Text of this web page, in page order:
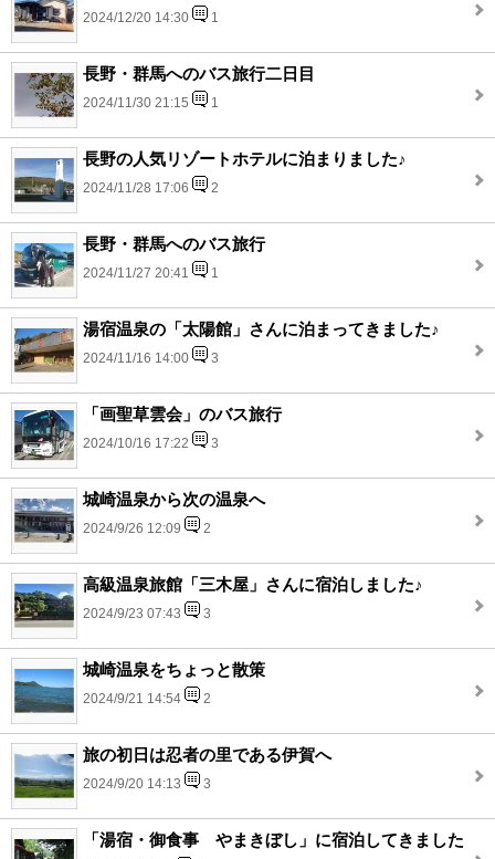
2024/12/20 14:30 1
長野・群馬へのバス旅行二日目
2024/11/30 21:15 1
長野の人気リゾートホテルに泊まりました♪
2024/11/28 17:06 2
長野・群馬へのバス旅行
2024/11/27 20:41 1
湯宿温泉の「太陽館」さんに泊まってきました♪
2024/11/16 14:00 3
「画聖草雲会」のバス旅行
2024/10/16 17:22 3
城崎温泉から次の温泉へ
2024/9/26 12:09 2
高級温泉旅館「三木屋」さんに宿泊しました♪
2024/9/23 07:43 3
城崎温泉をちょっと散策
2024/9/21 14:54 2
旅の初日は忍者の里である伊賀へ
2024/9/20 14:13 3
「湯宿・御食事 やまきぼし」に宿泊してきました